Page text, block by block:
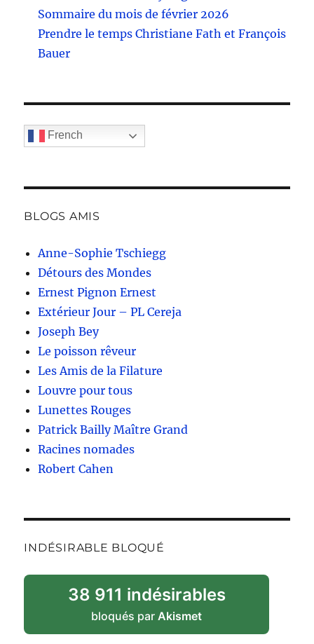
Sommaire du mois de février 2026
Prendre le temps Christiane Fath et François
Bauer
French
BLOGS AMIS
Anne-Sophie Tschiegg
Détours des Mondes
Ernest Pignon Ernest
Extérieur Jour – PL Cereja
Joseph Bey
Le poisson rêveur
Les Amis de la Filature
Louvre pour tous
Lunettes Rouges
Patrick Bailly Maître Grand
Racines nomades
Robert Cahen
INDÉSIRABLE BLOQUÉ
38 911 indésirables
bloqués parAkismet